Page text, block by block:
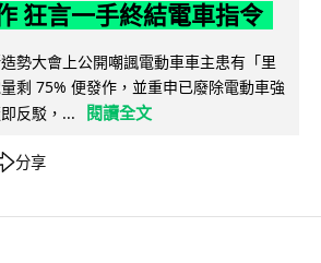
狂言一手終結電車指令
勢大會上公開嘲諷電動車車主患有「里
剩 75% 便發作，並重申已廢除電動車強
反駁，...
閱讀全文
分享